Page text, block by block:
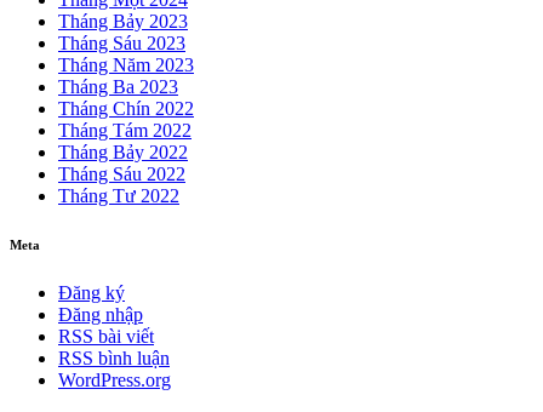
Tháng Bảy 2023
Tháng Sáu 2023
Tháng Năm 2023
Tháng Ba 2023
Tháng Chín 2022
Tháng Tám 2022
Tháng Bảy 2022
Tháng Sáu 2022
Tháng Tư 2022
Meta
Đăng ký
Đăng nhập
RSS bài viết
RSS bình luận
WordPress.org